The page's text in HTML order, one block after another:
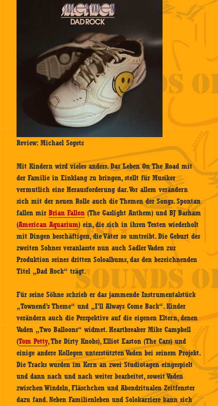
Review: Michael Segets
Mit Kindern wird vieles anders. Das Leben On The Road mit
der Familie in Einklang zu bringen, stellt für Musiker
vermutlich eine Herausforderung dar. Vor allem verändern
sich mit der neuen Rolle auch die Themen der Songs. Spontan
fallen mirBrian Fallon (The Gaslight Anthem) und BJ Barham
(American Aquarium) ein, die sich in ihren Texten wiederholt
mit Dingen beschäftigen, die Väter so umtreibt. Die Geburt des
zweiten Sohnes veranlasste nun auch Sadler Vaden zur
Produktion seines dritten Soloalbums, das den bezeichnenden
Titel „Dad Rock“ trägt.
Für seine Söhne schrieb er das jammende Instrumentalstück
„Townend’s Theme“ und „I’ll Always Come Back“. Kinder
verändern auch die Perspektive auf die eigenen Eltern, denen
Vaden „Two Balloons“ widmet. Heartbreaker Mike Campbell
(Tom Petty, The Dirty Knobs), Elliot Easton (The Cars) und
einige andere Kollegen unterstützten Vaden bei seinem Projekt.
Die Tracks wurden im Kern an zwei Studiotagen eingespielt
und dann nach und nach weiter bearbeitet, soweit Vaden
zwischen Windeln, Fläschchen und Abendritualen Zeitfenster
dazu fand. Neben Familienleben und Solokarriere kann sich